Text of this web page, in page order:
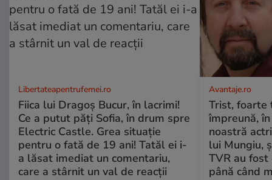
Libertateapentrufemei.ro
Fiica lui Dragoș Bucur, în lacrimi!
Ce a putut păți Sofia, în drum spre
Electric Castle. Grea situație
pentru o fată de 19 ani! Tatăl ei i-
a lăsat imediat un comentariu,
care a stârnit un val de reacții
Avantaje.ro
Trist, foarte
împreună,
noastră
lui Mungiu,
TVR au
până când